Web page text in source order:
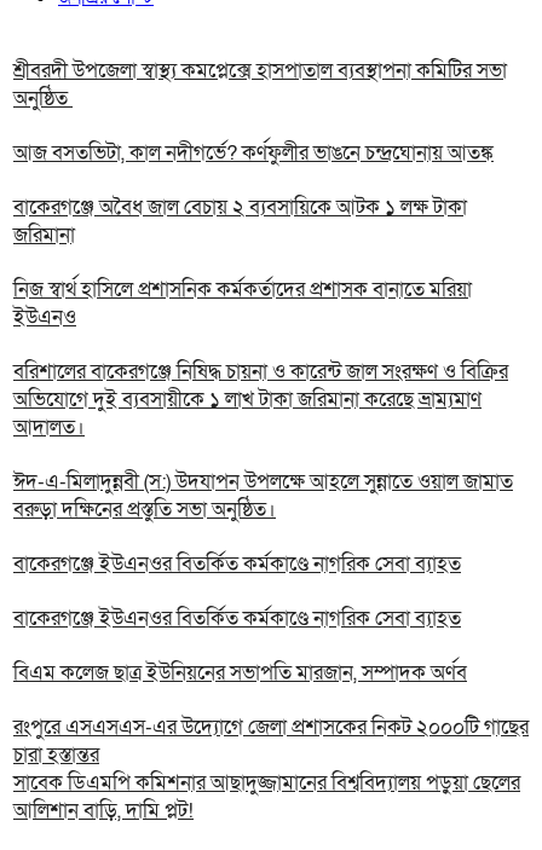
শ্রীবরদী উপজেলা স্বাস্থ্য কমপ্লেক্সে হাসপাতাল ব্যবস্থাপনা কমিটির সভা
অনুষ্ঠিত
আজ বসতভিটা, কাল নদীগর্ভে? কর্ণফুলীর ভাঙনে চন্দ্রঘোনায় আতঙ্ক
বাকেরগঞ্জে অবৈধ জাল বেচায় ২ ব্যবসায়িকে আটক ১ লক্ষ টাকা
জরিমানা
নিজ স্বার্থ হাসিলে প্রশাসনিক কর্মকর্তাদের প্রশাসক বানাতে মরিয়া
ইউএনও
বরিশালের বাকেরগঞ্জে নিষিদ্ধ চায়না ও কারেন্ট জাল সংরক্ষণ ও বিক্রির
অভিযোগে দুই ব্যবসায়ীকে ১ লাখ টাকা জরিমানা করেছে ভ্রাম্যমাণ
আদালত।
ঈদ-এ-মিলাদুন্নবী (স:) উদযাপন উপলক্ষে আহলে সুন্নাতে ওয়াল জামাত
বরুড়া দক্ষিনের প্রস্তুতি সভা অনুষ্ঠিত।
বাকেরগঞ্জে ইউএনওর বিতর্কিত কর্মকাণ্ডে নাগরিক সেবা ব্যাহত
বাকেরগঞ্জে ইউএনওর বিতর্কিত কর্মকাণ্ডে নাগরিক সেবা ব্যাহত
বিএম কলেজ ছাত্র ইউনিয়নের সভাপতি মারজান, সম্পাদক অর্ণব
রংপুরে এসএসএস-এর উদ্যোগে জেলা প্রশাসকের নিকট ২০০০টি গাছের
চারা হস্তান্তর
সাবেক ডিএমপি কমিশনার আছাদুজ্জামানের বিশ্ববিদ্যালয় পড়ুয়া ছেলের
আলিশান বাড়ি, দামি প্লট!